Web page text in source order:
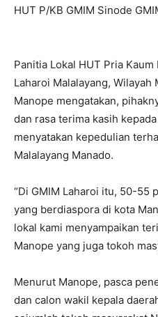
HUT P/KB GMIM Sinode
Panitia Lokal HUT Pria
Laharoi Malalayang, Wilayah
Manope mengatakan,
dan rasa terima kasih
menyatakan kepedulian
Malalayang Manado.
“Di GMIM Laharoi itu, 50-55
yang berdiaspora di kota
lokal kami menyampaikan
Manope yang juga tokoh
Menurut Manope, pasca
dan calon wakil kepala